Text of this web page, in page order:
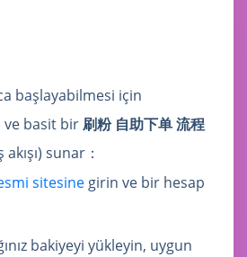
başlayabilmesi için
ve basit bir刷粉 自助下单 流程
sunar：
sitesine girin ve bir hesap
bakiyeyi yükleyin, uygun